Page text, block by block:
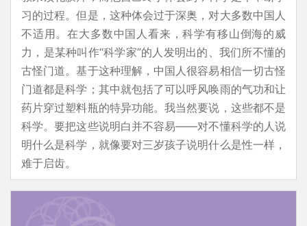
习的过程。但是，这种体会过于深奥，对大多数中国人
不适用。在大多数中国人看来，科学有移山倒海的威
力，是某种叫作“科学家”的人发明出的、我们所不懂的
古怪门道。基于这种理解，中国人很容易相信一切古怪
门道都是科学；其中就包括了可以呼风唤雨的气功和让
药片穿过塑料瓶的特异功能。我当然要说，这些都不是
科学。要把这些说明白并不容易——对不懂科学的人说
明什么是科学，就像要对三岁孩子说明什么是性一样，
难于启齿。